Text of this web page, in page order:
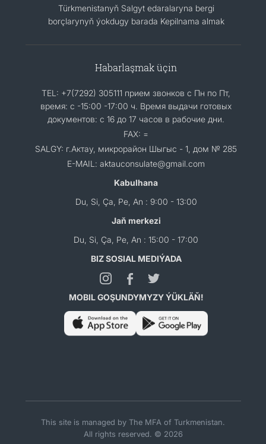
Türkmenistanyň Salgyt edaralaryna bergi
borçlarynyň ýokdugy barada Kepilnama almak
Habarlaşmak üçin
TEL: +7(7292) 305111 прием звонков с Пн по Пт,
время: с -15:00 -17:00 ч. Время выдачи готовых
документов: с 16 до 17 часов в рабочие дни.
FAX: =
SALGY: г.Актау, микрорайон Шыгыс - 1, дом № 285
E-MAIL: aktauconsulate@gmail.com
Kabulhana
Du, Si, Ça, Pe, An : 9:00 - 13:00
Jaň merkezi
Du, Si, Ça, Pe, An : 15:00 - 17:00
BIZ SOSIAL MEDIÝADA
MOBIL GOŞUNDYMYZY ÝÜKLÄŇ!
This site is managed by The MFA of Turkmenistan.
All rights reserved. © 2026